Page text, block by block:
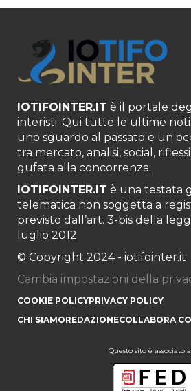
IOTIFOINTER.IT è il portale
interisti. Qui tutte le ultime
uno sguardo al passato e un
tra mercato, analisi, social,
gufata alla concorrenza.
IOTIFOINTER.IT è una testata
telematica non soggetta a
previsto dall’art. 3-bis della
luglio 2012
© Copyright 2024 - iotifointer.it
Cambia impostazioni della
COOKIE POLICYPRIVACY POLICY
CHI SIAMOREDAZIONECOLLABORA
Questo sito è associato